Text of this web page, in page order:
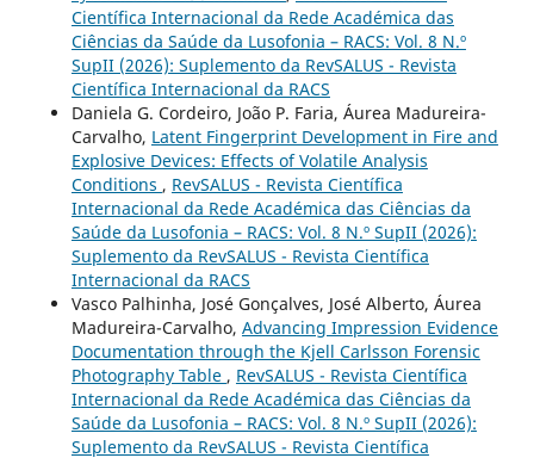
Científica Internacional da Rede Académica das
Ciências da Saúde da Lusofonia – RACS: Vol. 8 N.º
SupII (2026): Suplemento da RevSALUS - Revista
Científica Internacional da RACS
Daniela G. Cordeiro, João P. Faria, Áurea Madureira-
Carvalho, Latent Fingerprint Development in Fire and
Explosive Devices: Effects of Volatile Analysis
Conditions , RevSALUS - Revista Científica
Internacional da Rede Académica das Ciências da
Saúde da Lusofonia – RACS: Vol. 8 N.º SupII (2026):
Suplemento da RevSALUS - Revista Científica
Internacional da RACS
Vasco Palhinha, José Gonçalves, José Alberto, Áurea
Madureira-Carvalho, Advancing Impression Evidence
Documentation through the Kjell Carlsson Forensic
Photography Table , RevSALUS - Revista Científica
Internacional da Rede Académica das Ciências da
Saúde da Lusofonia – RACS: Vol. 8 N.º SupII (2026):
Suplemento da RevSALUS - Revista Científica